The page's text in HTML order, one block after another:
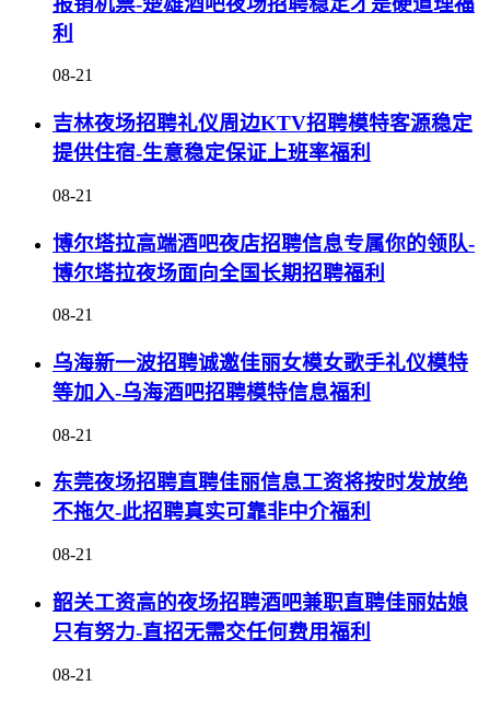
利
08-21
吉林夜场招聘礼仪周边KTV招聘模特客源稳定
提供住宿-生意稳定保证上班率福利
08-21
博尔塔拉高端酒吧夜店招聘信息专属你的领队-
博尔塔拉夜场面向全国长期招聘福利
08-21
乌海新一波招聘诚邀佳丽女模女歌手礼仪模特
等加入-乌海酒吧招聘模特信息福利
08-21
东莞夜场招聘直聘佳丽信息工资将按时发放绝
不拖欠-此招聘真实可靠非中介福利
08-21
韶关工资高的夜场招聘酒吧兼职直聘佳丽姑娘
只有努力-直招无需交任何费用福利
08-21